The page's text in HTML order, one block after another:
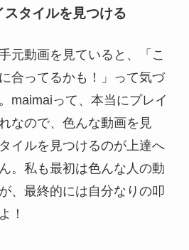
スタイルを見つける
元動画を見ていると、「こ
合ってるかも！」って気づ
maimaiって、本当にプレイ
なので、色んな動画を見
イルを見つけるのが上達へ
。私も最初は色んな人の動
、最終的には自分なりの叩
！